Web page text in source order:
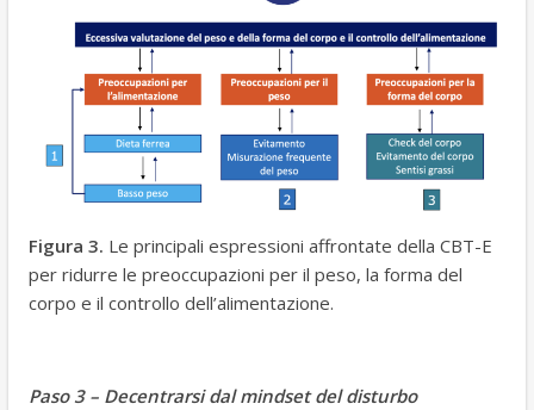
Figura 3. Le principali espressioni affrontate della CBT-E
per ridurre le preoccupazioni per il peso, la forma del
corpo e il controllo dell’alimentazione.
Paso 3 – Decentrarsi dal mindset del disturbo